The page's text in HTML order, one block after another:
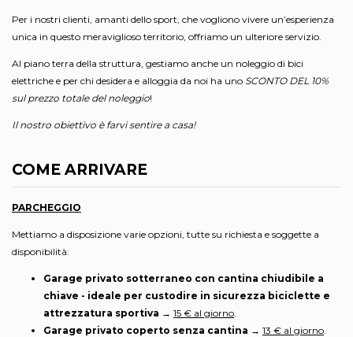
Per i nostri clienti, amanti dello sport, che vogliono vivere un’esperienza
unica in questo meraviglioso territorio, offriamo un ulteriore servizio.
Al piano terra della struttura, gestiamo anche un noleggio di bici
elettriche e per chi desidera e alloggia da noi ha uno SCONTO DEL 10%
sul prezzo totale del noleggio!
Il nostro obiettivo è farvi sentire a casa!
COME ARRIVARE
PARCHEGGIO
Mettiamo a disposizione varie opzioni, tutte su richiesta e soggette a
disponibilità:
Garage privato sotterraneo con cantina chiudibile a
chiave - ideale per custodire in sicurezza biciclette e
attrezzatura sportiva → 15 € al giorno.
Garage privato coperto senza cantina → 13 € al giorno.